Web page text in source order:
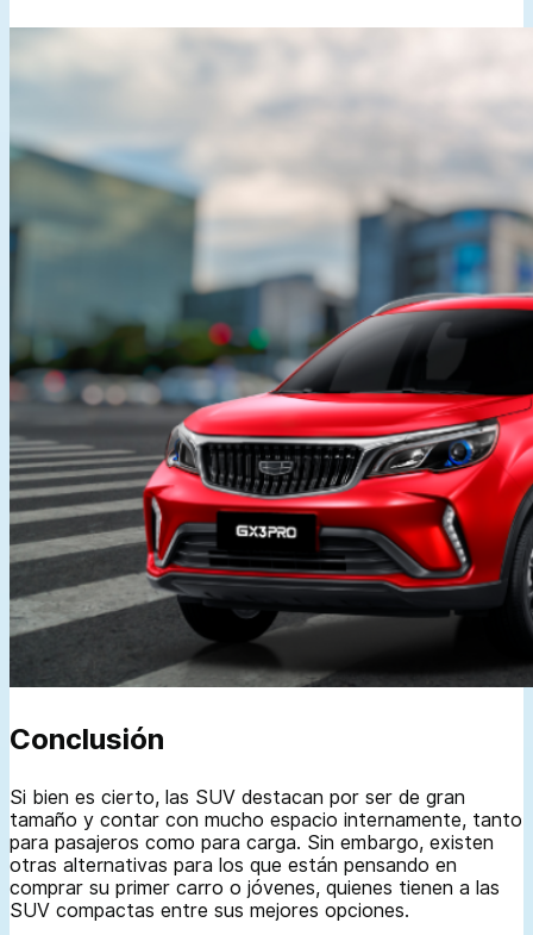
Conclusión
Si bien es cierto, las SUV destacan por ser de gran
tamaño y contar con mucho espacio internamente, tanto
para pasajeros como para carga. Sin embargo, existen
otras alternativas para los que están pensando en
comprar su primer carro o jóvenes, quienes tienen a las
SUV compactas entre sus mejores opciones.